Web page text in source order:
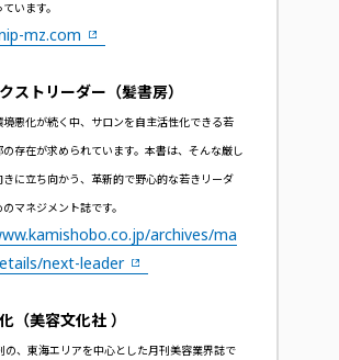
います。
mz.com
ストリーダー（髪書房）
悪化が続く中、サロンを自主活性化できる若
の存在が求められています。本書は、そんな厳し
きに立ち向かう、革新的で野心的な若きリーダ
マネジメント誌です。
archives/ma
next-leader
（美容文化社 ）
の、東海エリアを中心とした月刊美容業界誌で